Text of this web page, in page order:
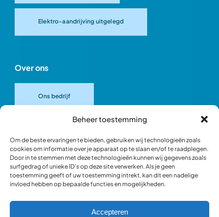
Beheer toestemming
Om de beste ervaringen te bieden, gebruiken wij technologieën zoals
cookies om informatie over je apparaat op te slaan en/of te raadplegen.
Door in te stemmen met deze technologieën kunnen wij gegevens zoals
surfgedrag of unieke ID's op deze site verwerken. Als je geen
toestemming geeft of uw toestemming intrekt, kan dit een nadelige
invloed hebben op bepaalde functies en mogelijkheden.
Accepteren
Elektro-aandrijving uitgelegd
Over ons
Ons bedrijf
Ons team